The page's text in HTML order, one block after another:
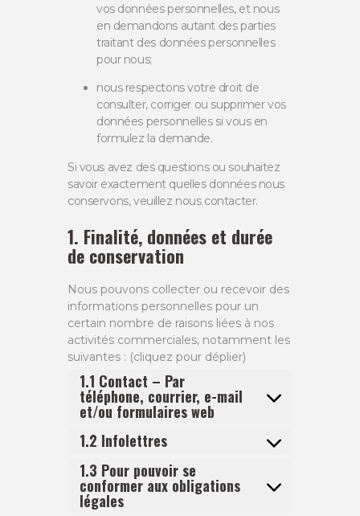
vos données personnelles, et nous
en demandons autant des parties
traitant des données personnelles
pour nous;
nous respectons votre droit de
consulter, corriger ou supprimer vos
données personnelles si vous en
formulez la demande.
Si vous avez des questions ou souhaitez
savoir exactement quelles données nous
conservons, veuillez nous contacter.
1. Finalité, données et durée
de conservation
Nous pouvons collecter ou recevoir des
informations personnelles pour un
certain nombre de raisons liées à nos
activités commerciales, notamment les
suivantes : (cliquez pour déplier)
1.1 Contact – Par
téléphone, courrier, e-mail
et/ou formulaires web
1.2 Infolettres
1.3 Pour pouvoir se
conformer aux obligations
légales